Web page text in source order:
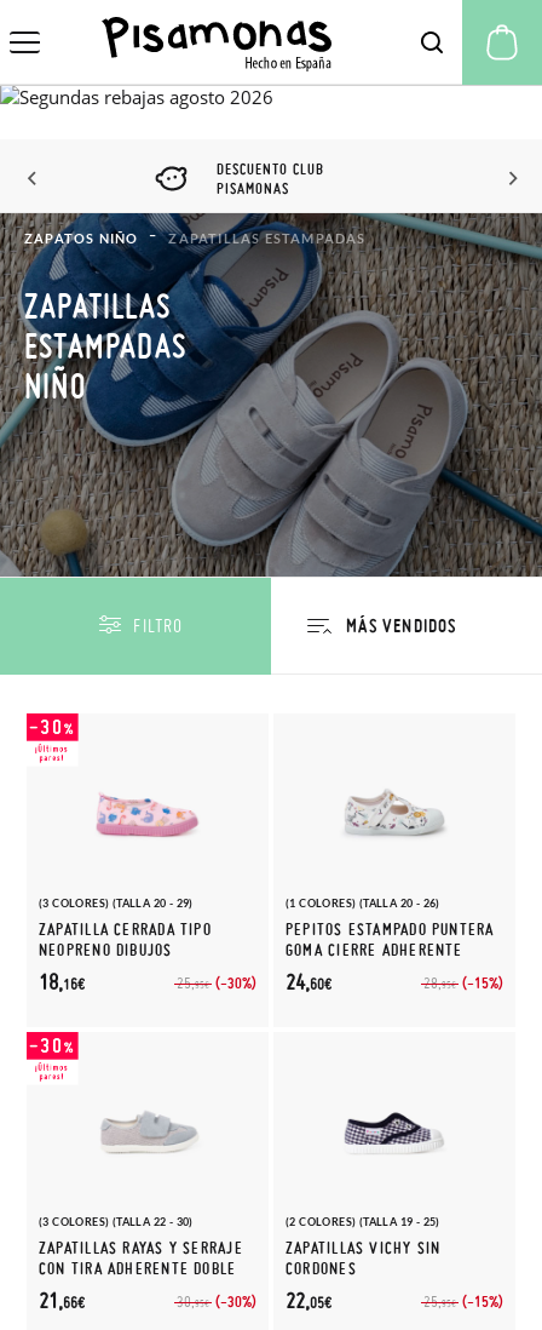
DESCUENTO CLUB
PISAMONAS
ZAPATOS NIÑO ZAPATILLAS ESTAMPADAS
ZAPATILLAS
ESTAMPADAS
NIÑO
FILTRO
(3 COLORES) (TALLA 20 - 29)
ZAPATILLA CERRADA TIPO
NEOPRENO DIBUJOS
25,95€ (-30%)
18,16€
(1 COLORES) (TALLA 20 - 26)
PEPITOS ESTAMPADO PUNTERA
GOMA CIERRE ADHERENTE
28,95€ (-15%)
24,60€
(3 COLORES) (TALLA 22 - 30)
ZAPATILLAS RAYAS Y SERRAJE
CON TIRA ADHERENTE DOBLE
30,95€ (-30%)
21,66€
(2 COLORES) (TALLA 19 - 25)
ZAPATILLAS VICHY SIN
CORDONES
25,95€ (-15%)
22,05€